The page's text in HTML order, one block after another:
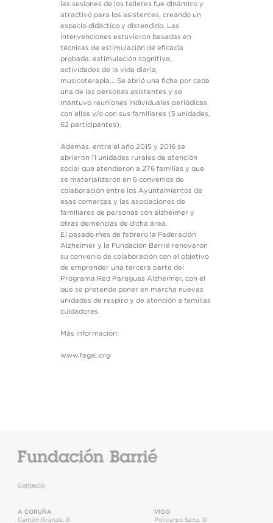
las sesiones de los talleres fue dinámico y
atractivo para los asistentes, creando un
espacio didáctico y distendido. Las
intervenciones estuvieron basadas en
técnicas de estimulación de eficacia
probada: estimulación cognitiva,
actividades de la vida diaria,
musicoterapia... Se abrió una ficha por cada
una de las personas asistentes y se
mantuvo reuniones individuales periódicas
con ellos y/o con sus familiares (5 unidades,
62 participantes).
Además, entre el año 2015 y 2016 se
abrieron 11 unidades rurales de atención
social que atendieron a 276 familias y que
se materializaron en 6 convenios de
colaboración entre los Ayuntamientos de
esas comarcas y las asociaciones de
familiares de personas con alzhéimer y
otras demencias de dicha área.
El pasado mes de febrero la Federación
Alzheimer y la Fundación Barrié renovaron
su convenio de colaboración con el objetivo
de emprender una tercera parte del
Programa Red Paraguas Alzheimer, con el
que se pretende poner en marcha nuevas
unidades de respiro y de atención a familias
cuidadores.
Más información:
www.fagal.org
Contacto
A CORUÑA
Cantón Grande, 9
VIGO
Policarpo Sanz, 31